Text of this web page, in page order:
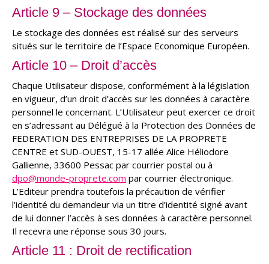
Article 9 – Stockage des données
Le stockage des données est réalisé sur des serveurs
situés sur le territoire de l’Espace Economique Européen.
Article 10 – Droit d’accès
Chaque Utilisateur dispose, conformément à la législation
en vigueur, d’un droit d’accès sur les données à caractère
personnel le concernant. L’Utilisateur peut exercer ce droit
en s’adressant au Délégué à la Protection des Données de
FEDERATION DES ENTREPRISES DE LA PROPRETE
CENTRE et SUD-OUEST, 15-17 allée Alice Héliodore
Gallienne, 33600 Pessac par courrier postal ou à
dpo@monde-proprete.com par courrier électronique.
L’Editeur prendra toutefois la précaution de vérifier
l’identité du demandeur via un titre d’identité signé avant
de lui donner l’accès à ses données à caractère personnel.
Il recevra une réponse sous 30 jours.
Article 11 : Droit de rectification